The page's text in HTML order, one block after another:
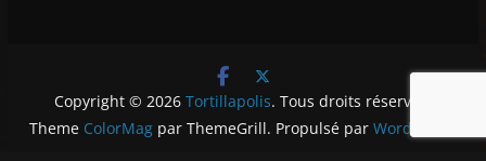
Copyright © 2026 Tortillapolis. Tous droits réservés.
Theme ColorMag par ThemeGrill. Propulsé parWordPress